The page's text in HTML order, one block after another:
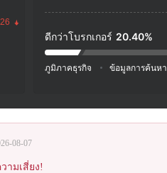
ดีกว่าโบรกเกอร์ 20.40%
ภูมิภาคธุรกิจ ข้อมูลการค้นหา
08-07
ามเสี่ยง!